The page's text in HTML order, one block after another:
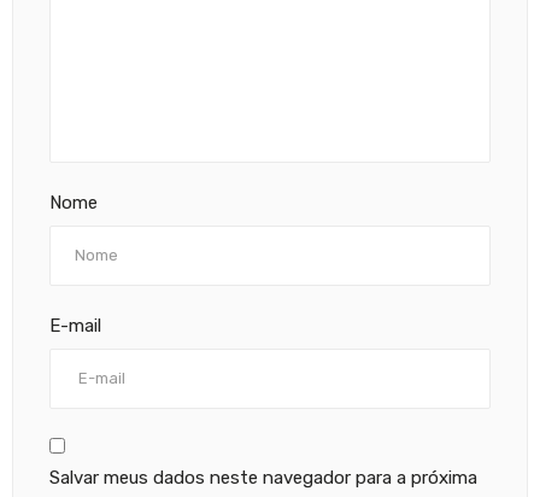
Nome
E-mail
Salvar meus dados neste navegador para a próxima